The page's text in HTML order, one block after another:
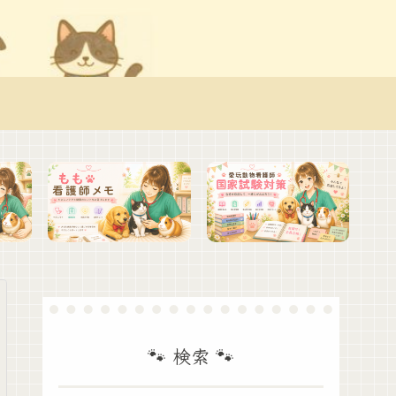
🐾 検索 🐾